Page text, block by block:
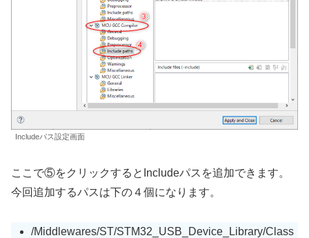
Includeパス設定画面
ここで⑤をクリックするとIncludeパスを追加できます。
今回追加するパスは下の４個になります。
/Middlewares/ST/STM32_USB_Device_Library/Class